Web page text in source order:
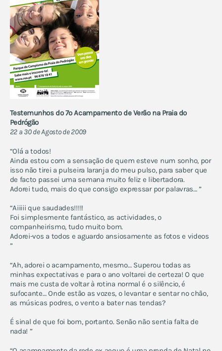
Testemunhos do 7º Acampamento de Verão na Praia do
Pedrógão
22 a 30 de Agosto de 2009
“Olá a todos!
Ainda estou com a sensação de quem esteve num sonho, por
isso não tirei a pulseira laranja do meu pulso, para saber que
de facto passei uma semana muito feliz e libertadora.
Adorei tudo, mais do que consigo expressar por palavras… ”
“Aiiiii que saudades!!!!!
Foi simplesmente fantástico, as actividades, o
companheirismo, tudo muito bom.
Adorei-vos a todos e aguardo ansiosamente as fotos e videos
”
“Ah, adorei o acampamento, mesmo… Superou todas as
minhas expectativas e para o ano voltarei de certeza! O que
mais me custa de voltar à rotina normal é o silêncio, é
sufocante… Onde estão as vozes, o levantar e sentar no chão,
as músicas podres, o vento a bater nas tendas?
É sinal de que foi bom, portanto. Senão não sentia falta de
nada! ”